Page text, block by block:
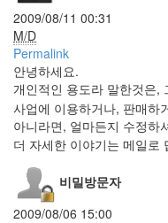
2009/08/11 00:31
M/D
Permalink
안녕하세요.
개인적인 용도라 말한것은,
사업에 이용하거나, 판매하
아니라면, 얼마든지 수정하
더 자세한 이야기는 메일로
비밀방문자
2009/08/06 15:00
Firefox
2.0
믿
음
직
한
메
칸
더
800
background-
image
T^T;;